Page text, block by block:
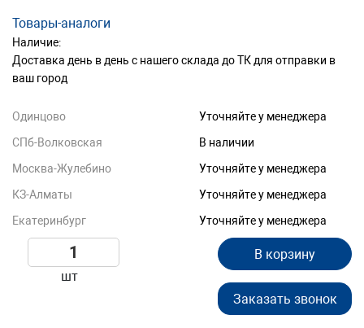
Товары-аналоги
Наличие:
Доставка день в день с нашего склада до ТК для отправки в
ваш город
Одинцово
Уточняйте у менеджера
СПб-Волковская
В наличии
Москва-Жулебино
Уточняйте у менеджера
КЗ-Алматы
Уточняйте у менеджера
Екатеринбург
Уточняйте у менеджера
шт
В корзину
Заказать звонок